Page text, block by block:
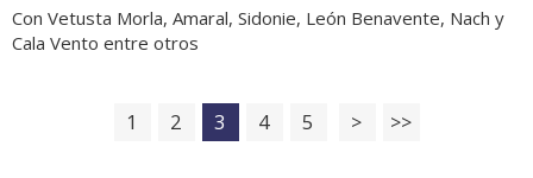
Con Vetusta Morla, Amaral, Sidonie, León Benavente, Nach y
Cala Vento entre otros
1 2 3 4 5 > >>